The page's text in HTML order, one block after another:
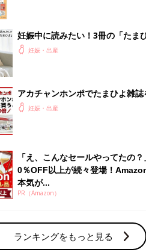
妊娠中に読みたい！3冊の「たま
よ」妊娠・出産
アカチャンホンポでたまひよ雑誌
うとポイント10倍【期間限定】
妊娠・出産
「え、こんなセールやってたの？
0％OFF以上が続々登場！
本気が...
PR（Amazon）
ランキングをもっと見る